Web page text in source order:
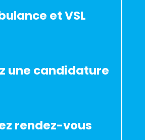
et VSL
une candidature
rendez-vous